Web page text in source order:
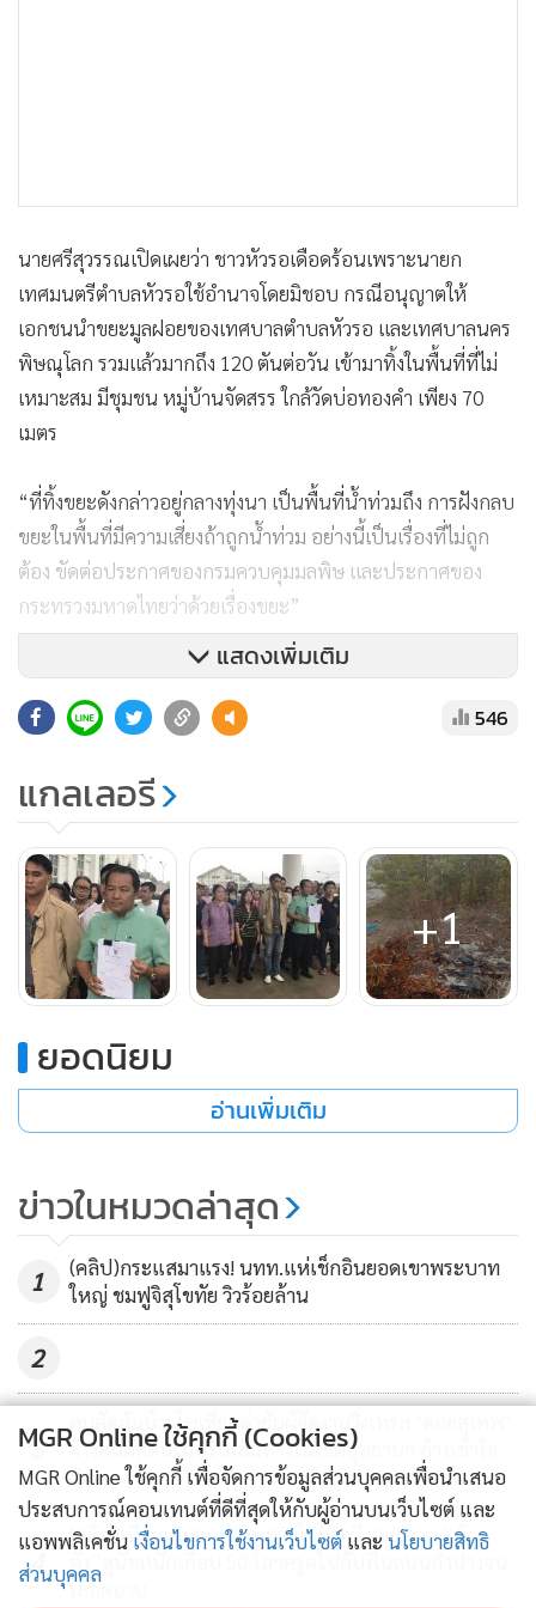
นายศรีสุวรรณเปิดเผยว่า ชาวหัวรอเดือดร้อนเพราะนายก
เทศมนตรีตำบลหัวรอใช้อำนาจโดยมิชอบ กรณีอนุญาตให้
เอกชนนำขยะมูลฝอยของเทศบาลตำบลหัวรอ และเทศบาลนคร
พิษณุโลก รวมแล้วมากถึง 120 ตันต่อวัน เข้ามาทิ้งในพื้นที่ที่ไม่
เหมาะสม มีชุมชน หมู่บ้านจัดสรร ใกล้วัดบ่อทองคำ เพียง 70
เมตร
“ที่ทิ้งขยะดังกล่าวอยู่กลางทุ่งนา เป็นพื้นที่น้ำท่วมถึง การฝังกลบ
ขยะในพื้นที่มีความเสี่ยงถ้าถูกน้ำท่วม อย่างนี้เป็นเรื่องที่ไม่ถูก
ต้อง ขัดต่อประกาศของกรมควบคุมมลพิษ และประกาศของ
กระทรวงมหาดไทยว่าด้วยเรื่องขยะ”
นอกจากนี้ การเปิดเวทีรับฟังความเห็นของประชาชน ตาม
ประชาชน ปี 2548 แต่ว่านายกเทศมนตรีตำบลหัวรอกลับไปรับ
ฟังความคิดเห็นในการจัดการขยะรูปแบบอื่น คือการจัดการขยะ
แบบ RDF ซึ่งไม่เกี่ยวกับการทำขยะแบบกลบฝังที่ทำในปัจจุบัน
จึงเป็นการให้ข้อมูลที่คลาดเคลื่อน บิดเบือนไม่สามารถที่จะ
ยอมรับได้ นอกจากนี้ การนำขยะมาทิ้งทั้งที่การดำเนินการทาง
เทคนิควิศวกรรมไม่แล้วเสร็จ จึงก่อให้เกิดปัญหากลิ่นเหม็น เดือด
ร้อนรำคาญ
นายณัฏฐพล พงษ์วิทยานุกฤต แกนนำชาวบ้านหัวรอ เปิดเผยว่า
บ่อขยะแห่งนี้อยู่ห่างจากบ้านตนราว 700 เมตร และใกล้วัดบ่อ
ทองคำ ซึ่งมีพระ 2-3 รูปจำวัดอยู่ ขณะที่ในหมู่บ้านก็มีผู้คนอาศัย
อยู่กันมากกว่า 500 ชีวิต ดังนั้นตนต้องการเพิกถอนใบอนุญาตที่
แสดงเพิ่มเติม
546
แกลเลอรี
+1
ยอดนิยม
อ่านเพิ่มเติม
ข่าวในหมวดล่าสุด
1
(คลิป)กระแสมาแรง! นทท.แห่เช็กอินยอดเขาพระบาท
ใหญ่ ชมฟูจิสุโขทัย วิวร้อยล้าน
2
3
คนตัดมันบ้า! โซเชียลด่ายับผู้จัดงานวิ่งเทรล "ดอยสุเทพ"
จ้างคนตัดต้นไม้ปรับเส้นทางในเขตอุทยานฯ อ้างเข้าใจ
ผิด
(คลิป)เหี้ยมเกิน!เผยภาพชายใจโหดขี่ จยย.ลาก “ตัง
เลือดอาบ
MGR Online ใช้คุกกี้ (Cookies)
MGR Online ใช้คุกกี้ เพื่อจัดการข้อมูลส่วนบุคคลเพื่อนำเสนอ
ประสบการณ์คอนเทนต์ที่ดีที่สุดให้กับผู้อ่านบนเว็บไซต์ และ
แอพพลิเคชั่น เงื่อนไขการใช้งานเว็บไซต์ และ นโยบายสิทธิ
ส่วนบุคคล